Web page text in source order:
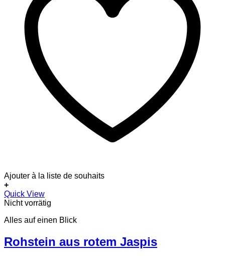
Ajouter à la liste de souhaits
+
Quick View
Nicht vorrätig
Alles auf einen Blick
Rohstein aus rotem Jaspis